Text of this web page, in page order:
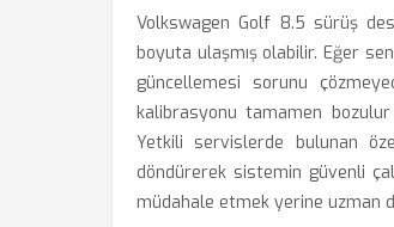
Volkswagen Golf 8.5 sürüş
boyuta ulaşmış olabilir. Eğer
güncellemesi sorunu
kalibrasyonu tamamen
Yetkili servislerde bulunan
döndürerek sistemin güvenli
müdahale etmek yerine uzman